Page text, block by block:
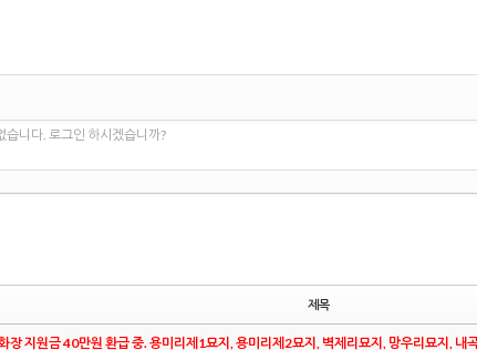
습니다. 로그인 하시겠습니까?
제목
장 지원금 40만원 환급 중. 용미리제1묘지, 용미리제2묘지, 벽제리묘지, 망우리묘지, 내